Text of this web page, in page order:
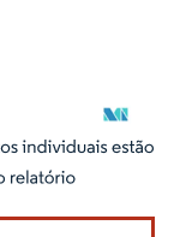
conforme CC BY 4.0.